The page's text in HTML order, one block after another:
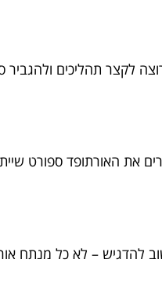
לקצר תהליכים
את האורתופד ספורט
להדגיש – לא כל מנתח